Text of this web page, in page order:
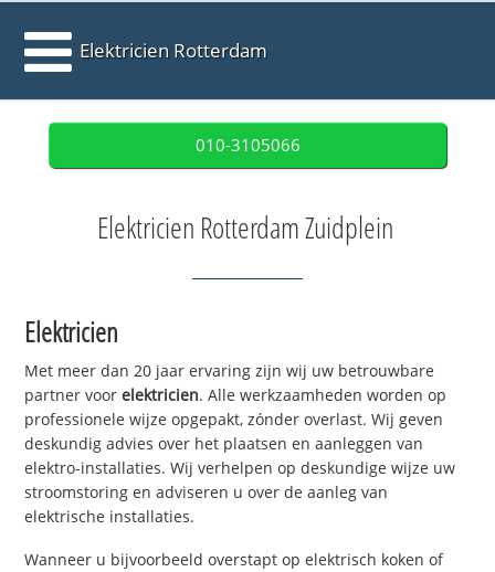
Elektricien Rotterdam
010-3105066
Elektricien Rotterdam Zuidplein
Elektricien
Met meer dan 20 jaar ervaring zijn wij uw betrouwbare
partner voorelektricien. Alle werkzaamheden worden op
professionele wijze opgepakt, zónder overlast. Wij geven
deskundig advies over het plaatsen en aanleggen van
elektro-installaties. Wij verhelpen op deskundige wijze uw
stroomstoring en adviseren u over de aanleg van
elektrische installaties.
Wanneer u bijvoorbeeld overstapt op elektrisch koken of